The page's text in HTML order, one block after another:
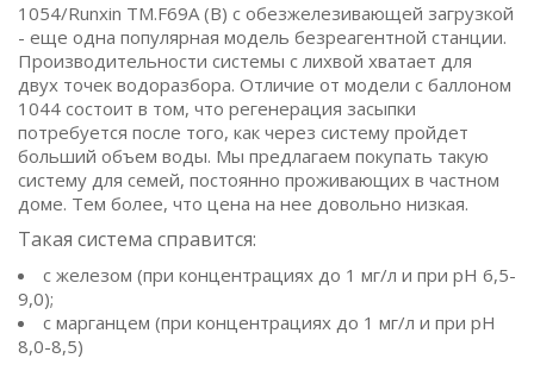
1054/Runxin TM.F69A (B) с обезжелезивающей загрузкой
- еще одна популярная модель безреагентной станции.
Производительности системы с лихвой хватает для
двух точек водоразбора. Отличие от модели с баллоном
1044 состоит в том, что регенерация засыпки
потребуется после того, как через систему пройдет
больший объем воды. Мы предлагаем покупать такую
систему для семей, постоянно проживающих в частном
доме. Тем более, что цена на нее довольно низкая.
Такая система справится:
с железом (при концентрациях до 1 мг/л и при pH 6,5-
9,0);
с марганцем (при концентрациях до 1 мг/л и при pH
8,0-8,5)